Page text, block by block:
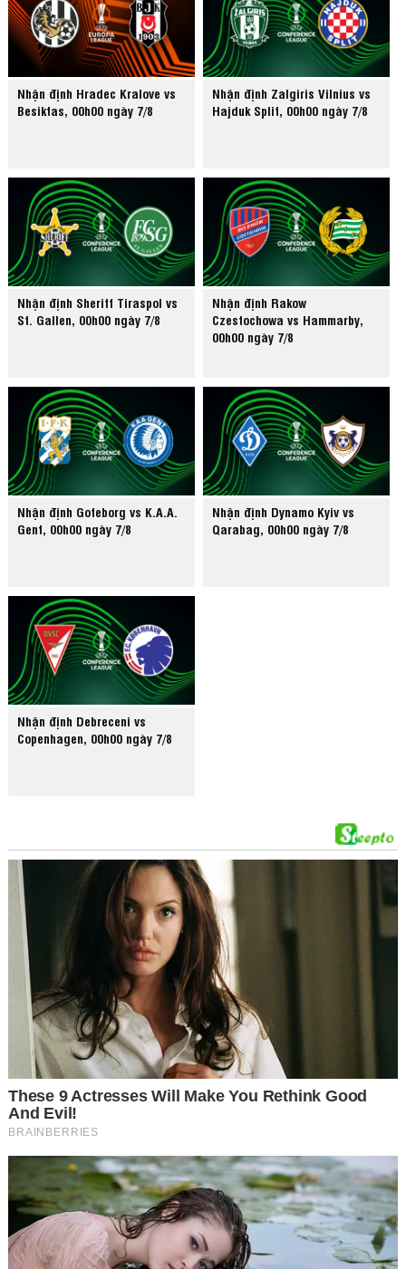
Nhận định Hradec Kralove vs
Besiktas, 00h00 ngày 7/8
Nhận định Zalgiris Vilnius vs
Hajduk Split, 00h00 ngày 7/8
Nhận định Sheriff Tiraspol vs
St. Gallen, 00h00 ngày 7/8
Nhận định Rakow
Czestochowa vs Hammarby,
00h00 ngày 7/8
Nhận định Goteborg vs K.A.A.
Gent, 00h00 ngày 7/8
Nhận định Dynamo Kyiv vs
Qarabag, 00h00 ngày 7/8
Nhận định Debreceni vs
Copenhagen, 00h00 ngày 7/8